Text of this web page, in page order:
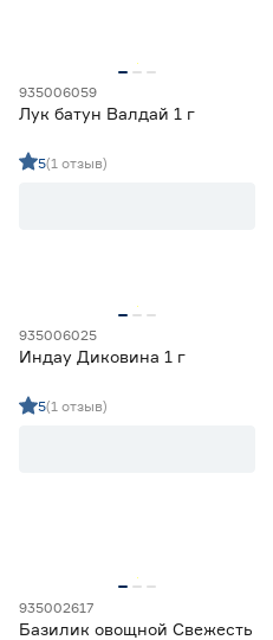
935006059
Лук батун Валдай 1 г
5(1 отзыв)
935006025
Индау Диковина 1 г
5(1 отзыв)
935002617
Базилик овощной Свежесть